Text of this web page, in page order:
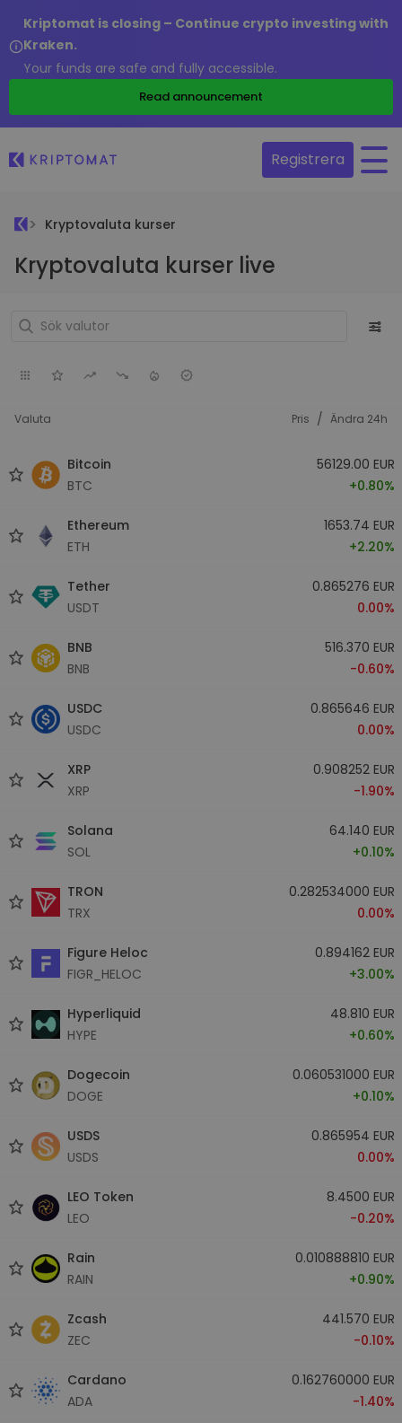
Kriptomat is closing – Continue crypto investing with
Kraken.
Your funds are safe and fully accessible.
Read announcement
Registrera
Kryptovaluta kurser
Kryptovaluta kurser live
Valuta Pris / Ändra 24h
Bitcoin
BTC
56129.00 EUR
+0.80%
Ethereum
ETH
1653.74 EUR
+2.20%
Tether
USDT
0.865276 EUR
0.00%
BNB
BNB
516.370 EUR
-0.60%
USDC
USDC
0.865646 EUR
0.00%
XRP
XRP
0.908252 EUR
-1.90%
Solana
SOL
64.140 EUR
+0.10%
TRON
TRX
0.282534000 EUR
0.00%
Figure Heloc
FIGR_HELOC
0.894162 EUR
+3.00%
Hyperliquid
HYPE
48.810 EUR
+0.60%
Dogecoin
DOGE
0.060531000 EUR
+0.10%
USDS
USDS
0.865954 EUR
0.00%
LEO Token
LEO
8.4500 EUR
-0.20%
Rain
RAIN
0.010888810 EUR
+0.90%
Zcash
ZEC
441.570 EUR
-0.10%
Cardano
ADA
0.162760000 EUR
-1.40%